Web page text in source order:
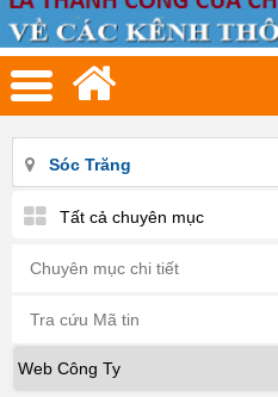
Sóc Trăng
Tất cả chuyên mục